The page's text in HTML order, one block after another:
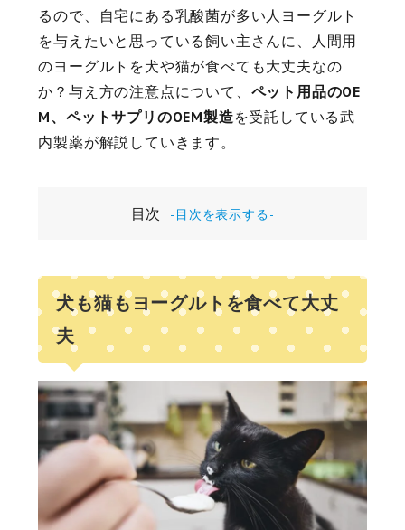
るので、自宅にある乳酸菌が多い人ヨーグルト
を与えたいと思っている飼い主さんに、人間用
のヨーグルトを犬や猫が食べても大丈夫なの
か？与え方の注意点について、 ペット用品のOE
M、ペットサプリのOEM製造を受託している武
内製薬が解説していきます。
目次
犬も猫もヨーグルトを食べて大丈
夫